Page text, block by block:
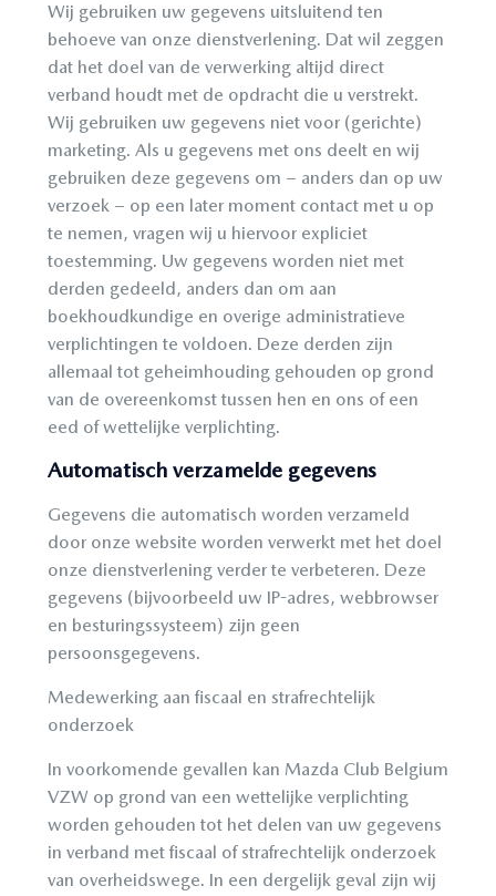
Wij gebruiken uw gegevens uitsluitend ten
behoeve van onze dienstverlening. Dat wil zeggen
dat het doel van de verwerking altijd direct
verband houdt met de opdracht die u verstrekt.
Wij gebruiken uw gegevens niet voor (gerichte)
marketing. Als u gegevens met ons deelt en wij
gebruiken deze gegevens om – anders dan op uw
verzoek – op een later moment contact met u op
te nemen, vragen wij u hiervoor expliciet
toestemming. Uw gegevens worden niet met
derden gedeeld, anders dan om aan
boekhoudkundige en overige administratieve
verplichtingen te voldoen. Deze derden zijn
allemaal tot geheimhouding gehouden op grond
van de overeenkomst tussen hen en ons of een
eed of wettelijke verplichting.
Automatisch verzamelde gegevens
Gegevens die automatisch worden verzameld
door onze website worden verwerkt met het doel
onze dienstverlening verder te verbeteren. Deze
gegevens (bijvoorbeeld uw IP-adres, webbrowser
en besturingssysteem) zijn geen
persoonsgegevens.
Medewerking aan fiscaal en strafrechtelijk
onderzoek
In voorkomende gevallen kan Mazda Club Belgium
VZW op grond van een wettelijke verplichting
worden gehouden tot het delen van uw gegevens
in verband met fiscaal of strafrechtelijk onderzoek
van overheidswege. In een dergelijk geval zijn wij